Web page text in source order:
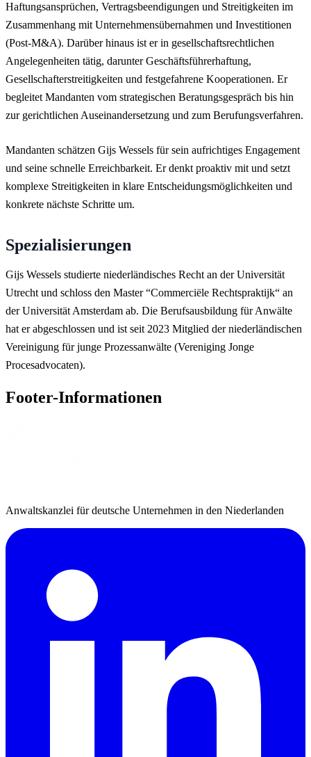
Haftungsansprüchen, Vertragsbeendigungen und Streitigkeiten im
Zusammenhang mit Unternehmensübernahmen und Investitionen
(Post-M&A). Darüber hinaus ist er in gesellschaftsrechtlichen
Angelegenheiten tätig, darunter Geschäftsführerhaftung,
Gesellschafterstreitigkeiten und festgefahrene Kooperationen. Er
begleitet Mandanten vom strategischen Beratungsgespräch bis hin
zur gerichtlichen Auseinandersetzung und zum Berufungsverfahren.
Mandanten schätzen Gijs Wessels für sein aufrichtiges Engagement
und seine schnelle Erreichbarkeit. Er denkt proaktiv mit und setzt
komplexe Streitigkeiten in klare Entscheidungsmöglichkeiten und
konkrete nächste Schritte um.
Spezialisierungen
Gijs Wessels studierte niederländisches Recht an der Universität
Utrecht und schloss den Master “Commerciële Rechtspraktijk“ an
der Universität Amsterdam ab. Die Berufsausbildung für Anwälte
hat er abgeschlossen und ist seit 2023 Mitglied der niederländischen
Vereinigung für junge Prozessanwälte (Vereniging Jonge
Procesadvocaten).
Footer-Informationen
Anwaltskanzlei für deutsche Unternehmen in den Niederlanden